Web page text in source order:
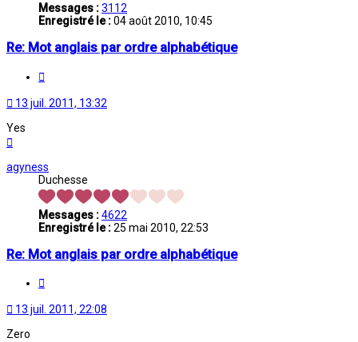
Messages :3112
Enregistré le :04 août 2010, 10:45
Re: Mot anglais par ordre alphabétique
13 juil. 2011, 13:32
Yes
agyness
Duchesse
Messages :4622
Enregistré le :25 mai 2010, 22:53
Re: Mot anglais par ordre alphabétique
13 juil. 2011, 22:08
Zero